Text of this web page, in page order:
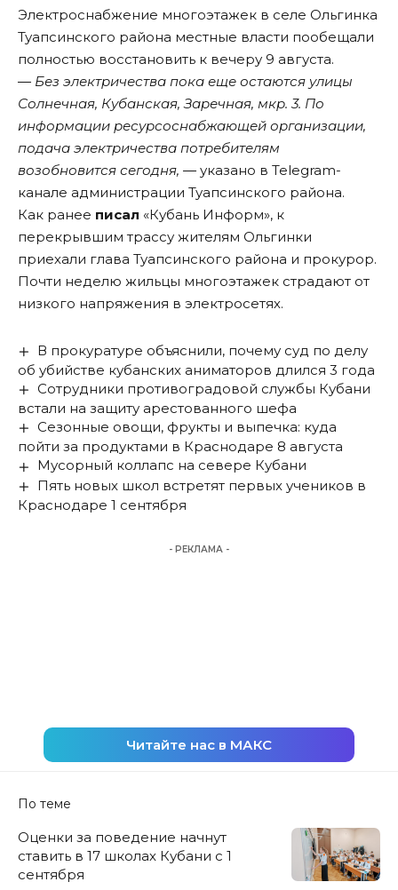
Электроснабжение многоэтажек в селе Ольгинка
Туапсинского района местные власти пообещали
полностью восстановить к вечеру 9 августа.
― Без электричества пока еще остаются улицы
Солнечная, Кубанская, Заречная, мкр. 3. По
информации ресурсоснабжающей организации,
подача электричества потребителям
возобновится сегодня, ― указано в Telegram-
канале администрации Туапсинского района.
Как ранее писал «Кубань Информ», к
перекрывшим трассу жителям Ольгинки
приехали глава Туапсинского района и прокурор.
Почти неделю жильцы многоэтажек страдают от
низкого напряжения в электросетях.
В прокуратуре объяснили, почему суд по делу
об убийстве кубанских аниматоров длился 3 года
Сотрудники противоградовой службы Кубани
встали на защиту арестованного шефа
Сезонные овощи, фрукты и выпечка: куда
пойти за продуктами в Краснодаре 8 августа
Мусорный коллапс на севере Кубани
Пять новых школ встретят первых учеников в
Краснодаре 1 сентября
- РЕКЛАМА -
Читайте нас в МАКС
По теме
Оценки за поведение начнут
ставить в 17 школах Кубани с 1
сентября